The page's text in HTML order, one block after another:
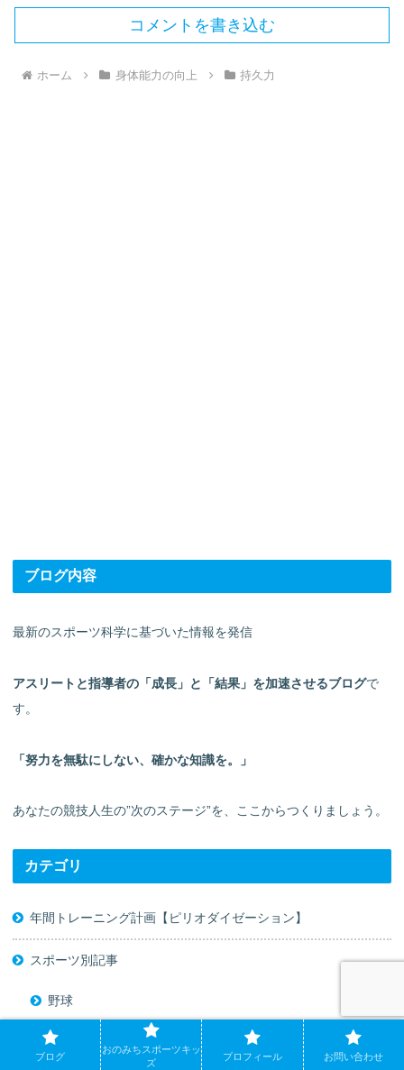
コメントを書き込む
ホーム 身体能力の向上 持久力
ブログ内容
最新のスポーツ科学に基づいた情報を発信
アスリートと指導者の「成長」と「結果」を加速させるブログで
す。
「努力を無駄にしない、確かな知識を。」
あなたの競技人生の”次のステージ”を、ここからつくりましょう。
カテゴリ
年間トレーニング計画【ピリオダイゼーション】
スポーツ別記事
野球
バレーボール
ブログ
おのみちスポーツキッ
ズ
プロフィール お問い合わせ